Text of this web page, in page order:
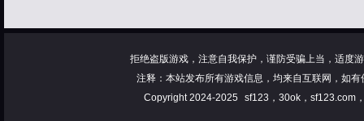
拒绝盗版游戏，注意自我保护，谨防受骗上当，适度
注释：本站发布所有游戏信息，均来自互联网，如
Copyright 2024-2025
sf123，30ok，sf123.com